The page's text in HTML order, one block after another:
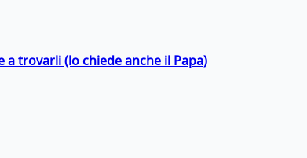
trovarli (lo chiede anche il Papa)